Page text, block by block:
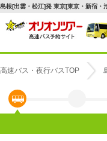
島根[出雲・松江]発 東京[東京・新宿・
高速バス・夜行バスTOP